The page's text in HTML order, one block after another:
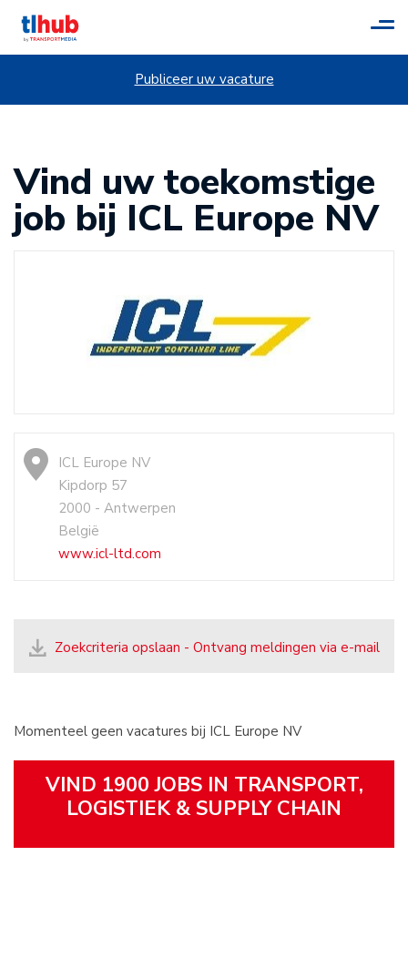
Publiceer uw vacature
Vind uw toekomstige
job bij ICL Europe NV
ICL Europe NV
Kipdorp 57
2000 - Antwerpen
België
www.icl-ltd.com
Zoekcriteria opslaan - Ontvang meldingen via e-mail
Momenteel geen vacatures bij ICL Europe NV
VIND 1900 JOBS IN TRANSPORT,
LOGISTIEK & SUPPLY CHAIN